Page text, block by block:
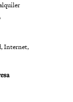
Internet,